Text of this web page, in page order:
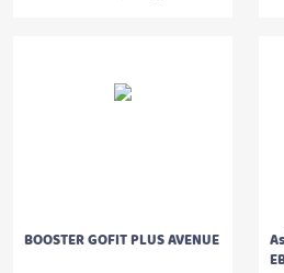
BOOSTER GOFIT PLUS AVENUE